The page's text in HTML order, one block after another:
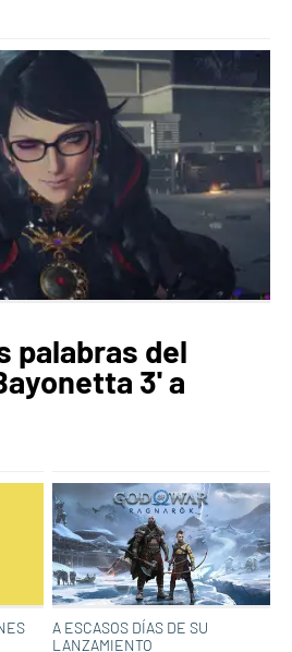
palabras del
3' a
A ESCASOS DÍAS DE SU
LANZAMIENTO